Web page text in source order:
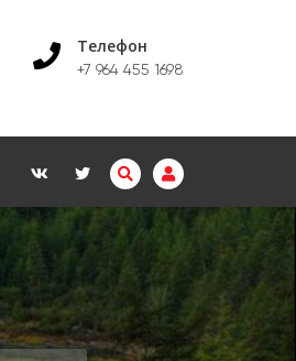
Телефон
+7 964 455 1698